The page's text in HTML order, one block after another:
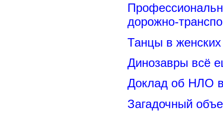
дорожно-
Танцы в женских
Динозавры всё
Доклад об НЛО
Загадочный